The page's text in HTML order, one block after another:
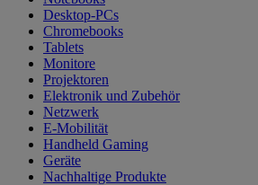
Desktop-PCs
Chromebooks
Tablets
Monitore
Projektoren
Elektronik und Zubehör
Netzwerk
E-Mobilität
Handheld Gaming
Geräte
Nachhaltige Produkte